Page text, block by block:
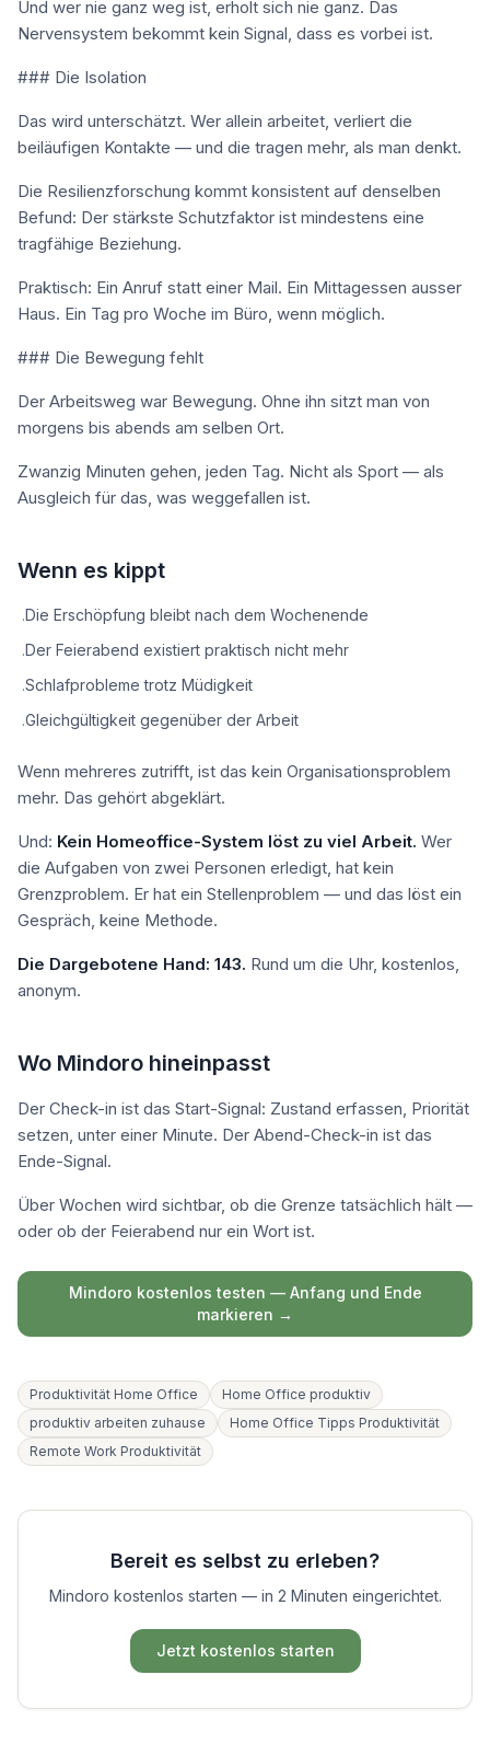
Und wer nie ganz weg ist, erholt sich nie ganz. Das
Nervensystem bekommt kein Signal, dass es vorbei ist.
### Die Isolation
Das wird unterschätzt. Wer allein arbeitet, verliert die
beiläufigen Kontakte — und die tragen mehr, als man denkt.
Die Resilienzforschung kommt konsistent auf denselben
Befund: Der stärkste Schutzfaktor ist mindestens eine
tragfähige Beziehung.
Praktisch: Ein Anruf statt einer Mail. Ein Mittagessen ausser
Haus. Ein Tag pro Woche im Büro, wenn möglich.
### Die Bewegung fehlt
Der Arbeitsweg war Bewegung. Ohne ihn sitzt man von
morgens bis abends am selben Ort.
Zwanzig Minuten gehen, jeden Tag. Nicht als Sport — als
Ausgleich für das, was weggefallen ist.
Wenn es kippt
·Die Erschöpfung bleibt nach dem Wochenende
·Der Feierabend existiert praktisch nicht mehr
·Schlafprobleme trotz Müdigkeit
·Gleichgültigkeit gegenüber der Arbeit
Wenn mehreres zutrifft, ist das kein Organisationsproblem
mehr. Das gehört abgeklärt.
Und: Kein Homeoffice-System löst zu viel Arbeit. Wer
die Aufgaben von zwei Personen erledigt, hat kein
Grenzproblem. Er hat ein Stellenproblem — und das löst ein
Gespräch, keine Methode.
Die Dargebotene Hand: 143. Rund um die Uhr, kostenlos,
anonym.
Wo Mindoro hineinpasst
Der Check-in ist das Start-Signal: Zustand erfassen, Priorität
setzen, unter einer Minute. Der Abend-Check-in ist das
Ende-Signal.
Über Wochen wird sichtbar, ob die Grenze tatsächlich hält —
oder ob der Feierabend nur ein Wort ist.
Mindoro kostenlos testen — Anfang und Ende
markieren →
Produktivität Home Office
Home Office produktiv
produktiv arbeiten zuhause
Home Office Tipps Produktivität
Remote Work Produktivität
Bereit es selbst zu erleben?
Mindoro kostenlos starten — in 2 Minuten eingerichtet.
Jetzt kostenlos starten